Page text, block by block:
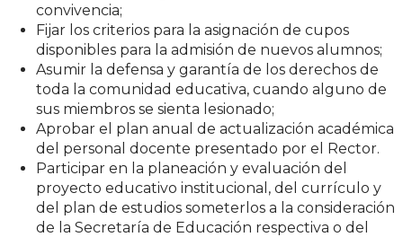
convivencia;
Fijar los criterios para la asignación de cupos
disponibles para la admisión de nuevos alumnos;
Asumir la defensa y garantía de los derechos de
toda la comunidad educativa, cuando alguno de
sus miembros se sienta lesionado;
Aprobar el plan anual de actualización académica
del personal docente presentado por el Rector.
Participar en la planeación y evaluación del
proyecto educativo institucional, del currículo y
del plan de estudios someterlos a la consideración
de la Secretaría de Educación respectiva o del